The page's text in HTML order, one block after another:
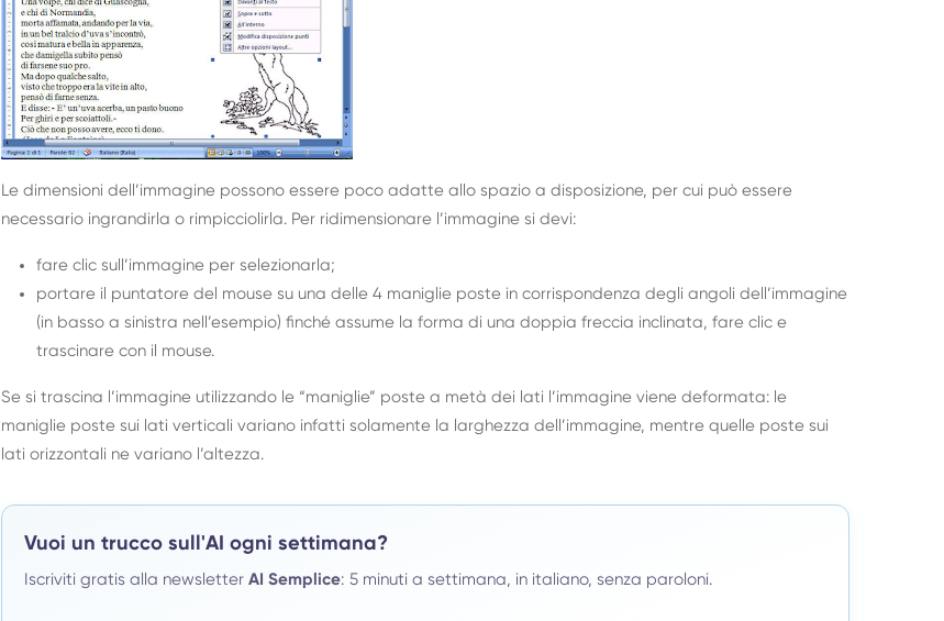
Le dimensioni dell’immagine possono essere poco adatte allo spazio a disposizione, per cui può essere
necessario ingrandirla o rimpicciolirla. Per ridimensionare l’immagine si devi:
fare clic sull’immagine per selezionarla;
portare il puntatore del mouse su una delle 4 maniglie poste in corrispondenza degli angoli dell’immagine
(in basso a sinistra nell’esempio) finché assume la forma di una doppia freccia inclinata, fare clic e
trascinare con il mouse.
Se si trascina l’immagine utilizzando le “maniglie” poste a metà dei lati l’immagine viene deformata: le
maniglie poste sui lati verticali variano infatti solamente la larghezza dell’immagine, mentre quelle poste sui
lati orizzontali ne variano l’altezza.
Vuoi un trucco sull'AI ogni settimana?
Iscriviti gratis alla newsletterAI Semplice: 5 minuti a settimana, in italiano, senza paroloni.